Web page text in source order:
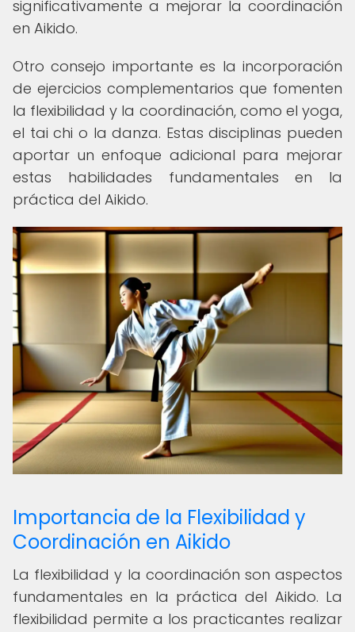
significativamente a mejorar la coordinación
en Aikido.
Otro consejo importante es la incorporación
de ejercicios complementarios que fomenten
la flexibilidad y la coordinación, como el yoga,
el tai chi o la danza. Estas disciplinas pueden
aportar un enfoque adicional para mejorar
estas habilidades fundamentales en la
práctica del Aikido.
Importancia de la Flexibilidad y
Coordinación en Aikido
La flexibilidad y la coordinación son aspectos
fundamentales en la práctica del Aikido. La
flexibilidad permite a los practicantes realizar